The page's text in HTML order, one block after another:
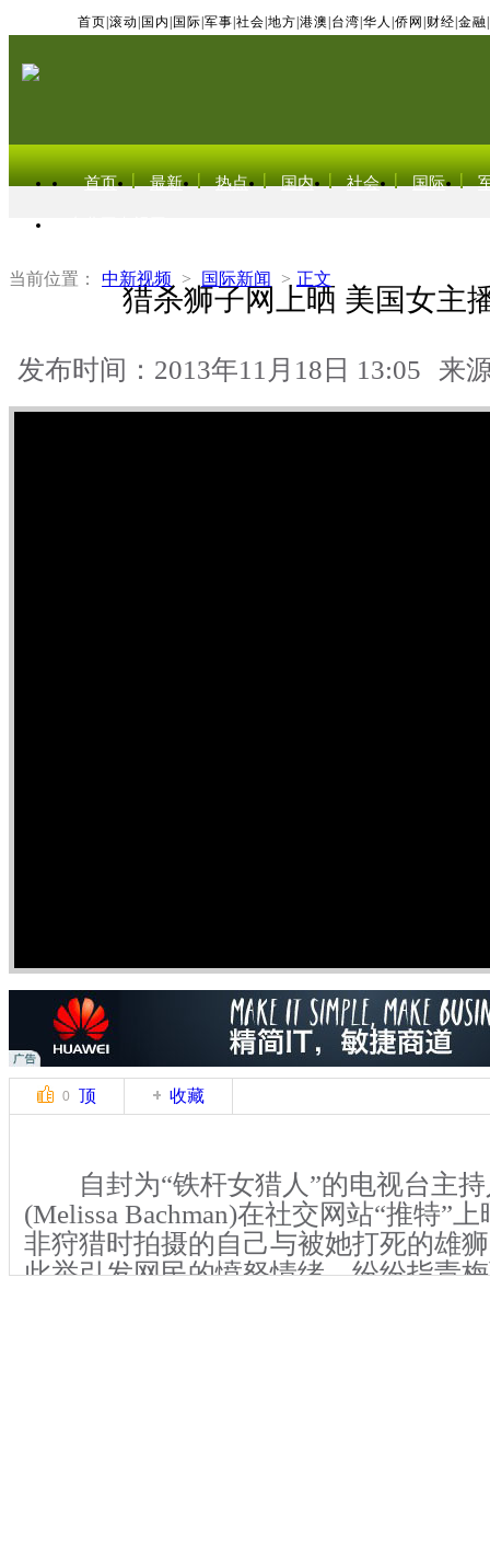
首页 滚动 国内 国际 军事 社会 地方 港澳 台湾 华人 侨网 财经 金融
首页 最新 热点 国内 社会 国际
当前位置： 中新视频 > 国际新闻 > 正文
猎杀狮子网上晒 美国女主
发布时间：2013年11月18日 13:05 来
0 顶 收藏
自封为“铁杆女猎人”的电视台主持
(Melissa Bachman)在社交网站“推特”
非狩猎时拍摄的自己与被她打死的雄
此举引发网民的愤怒情绪，纷纷指责